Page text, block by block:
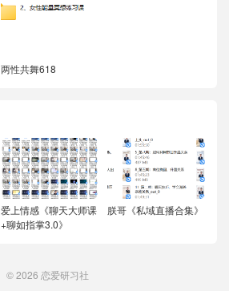
两性共舞618
爱上情感《聊天大师课
+聊如指掌3.0》
朕哥《私域直播合集》
© 2026 恋爱研习社